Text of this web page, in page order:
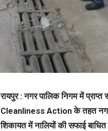
रायपुर : नगर पालिक निगम में
Cleanliness Action के तहत नगर
शिकायत में नालियों की सफाई